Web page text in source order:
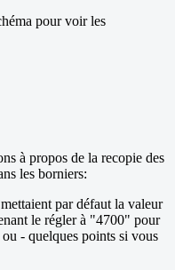
pour voir les
à propos de la recopie des
les borniers:
par défaut la valeur
le régler à "4700" pour
- quelques points si vous